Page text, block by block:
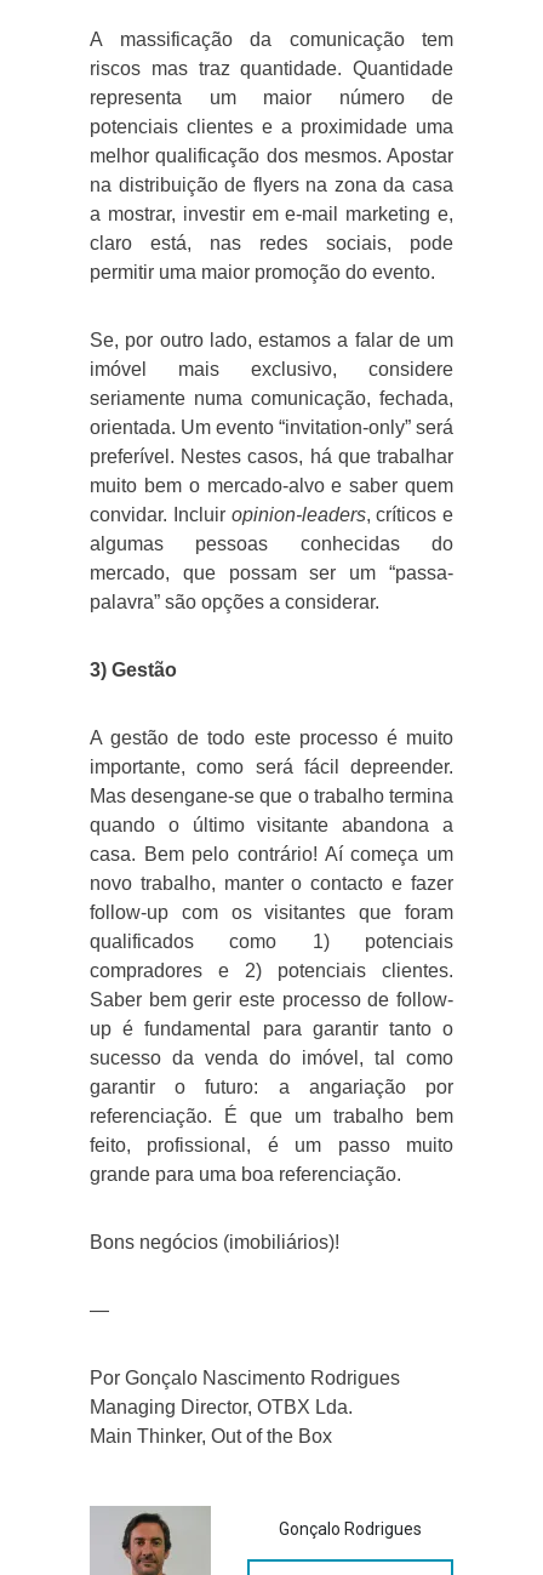
A massificação da comunicação tem
riscos mas traz quantidade. Quantidade
representa um maior número de
potenciais clientes e a proximidade uma
melhor qualificação dos mesmos. Apostar
na distribuição de flyers na zona da casa
a mostrar, investir em e-mail marketing e,
claro está, nas redes sociais, pode
permitir uma maior promoção do evento.
Se, por outro lado, estamos a falar de um
imóvel mais exclusivo, considere
seriamente numa comunicação, fechada,
orientada. Um evento “invitation-only” será
preferível. Nestes casos, há que trabalhar
muito bem o mercado-alvo e saber quem
convidar. Incluir opinion-leaders, críticos e
algumas pessoas conhecidas do
mercado, que possam ser um “passa-
palavra” são opções a considerar.
3) Gestão
A gestão de todo este processo é muito
importante, como será fácil depreender.
Mas desengane-se que o trabalho termina
quando o último visitante abandona a
casa. Bem pelo contrário! Aí começa um
novo trabalho, manter o contacto e fazer
follow-up com os visitantes que foram
qualificados como 1) potenciais
compradores e 2) potenciais clientes.
Saber bem gerir este processo de follow-
up é fundamental para garantir tanto o
sucesso da venda do imóvel, tal como
garantir o futuro: a angariação por
referenciação. É que um trabalho bem
feito, profissional, é um passo muito
grande para uma boa referenciação.
Bons negócios (imobiliários)!
—
Por Gonçalo Nascimento Rodrigues
Managing Director, OTBX Lda.
Main Thinker, Out of the Box
Gonçalo Rodrigues